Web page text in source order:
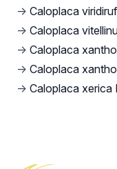
→ Caloplaca
→ Caloplaca
→ Caloplaca
→ Caloplaca
→ Caloplaca xerica